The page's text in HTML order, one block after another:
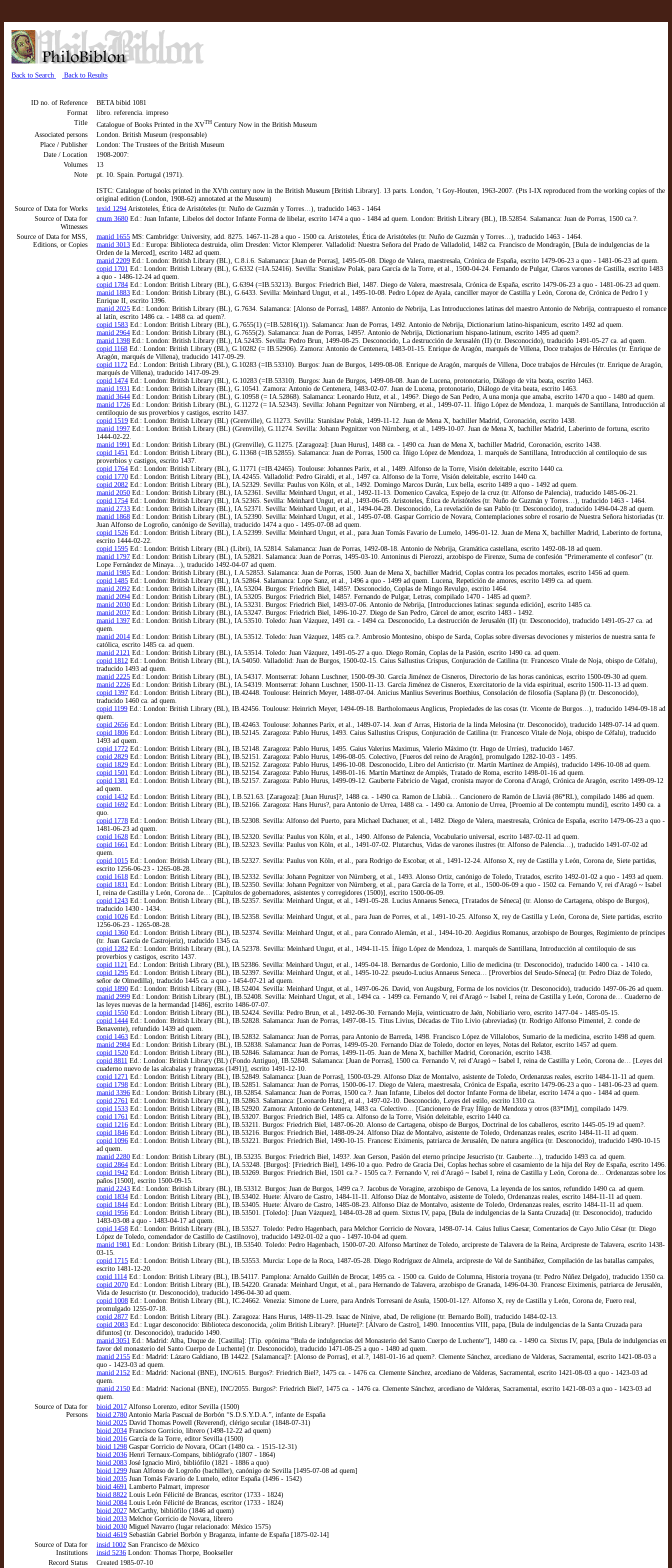
Back to Search Back to Results
ID no. of Reference
BETA bibid 1081
Format
libro. referencia. impreso
Title
Catalogue of Books Printed in the XVTH Century Now in the British Museum
Associated persons
London. British Museum (responsable)
Place / Publisher
London: The Trustees of the British Museum
Date / Location
1908-2007:
Volumes
13
Note
pt. 10. Spain. Portugal (1971).
ISTC: Catalogue of books printed in the XVth century now in the British Museum [British Library]. 13 parts. London, ’t Goy-Houten, 1963-2007. (Pts I-IX reproduced from the working copies of the
original edition (London, 1908-62) annotated at the Museum)
Source of Data for Works
texid 1294 Aristoteles, Ética de Aristóteles (tr. Nuño de Guzmán y Torres…), traducido 1463 - 1464
Source of Data for
Witnesses
cnum 3680 Ed.: Juan Infante, Libelos del doctor Infante Forma de libelar, escrito 1474 a quo - 1484 ad quem. London: British Library (BL), IB.52854. Salamanca: Juan de Porras, 1500 ca.?.
Source of Data for MSS,
Editions, or Copies
manid 1655 MS: Cambridge: University, add. 8275. 1467-11-28 a quo - 1500 ca. Aristoteles, Ética de Aristóteles (tr. Nuño de Guzmán y Torres…), traducido 1463 - 1464.
manid 3013 Ed.: Europa: Biblioteca destruida, olim Dresden: Victor Klemperer. Valladolid: Nuestra Señora del Prado de Valladolid, 1482 ca. Francisco de Mondragón, [Bula de indulgencias de la
Orden de la Merced], escrito 1482 ad quem.
manid 2209 Ed.: London: British Library (BL), C.8.i.6. Salamanca: [Juan de Porras], 1495-05-08. Diego de Valera, maestresala, Crónica de España, escrito 1479-06-23 a quo - 1481-06-23 ad quem.
copid 1701 Ed.: London: British Library (BL), G.6332 (=IA.52416). Sevilla: Stanislaw Polak, para García de la Torre, et al., 1500-04-24. Fernando de Pulgar, Claros varones de Castilla, escrito 1483
a quo - 1486-12-24 ad quem.
copid 1784 Ed.: London: British Library (BL), G.6394 (=IB.53213). Burgos: Friedrich Biel, 1487. Diego de Valera, maestresala, Crónica de España, escrito 1479-06-23 a quo - 1481-06-23 ad quem.
manid 1883 Ed.: London: British Library (BL), G.6433. Sevilla: Meinhard Ungut, et al., 1495-10-08. Pedro López de Ayala, canciller mayor de Castilla y León, Corona de, Crónica de Pedro I y
Enrique II, escrito 1396.
manid 2025 Ed.: London: British Library (BL), G.7634. Salamanca: [Alonso de Porras], 1488?. Antonio de Nebrija, Las Introducciones latinas del maestro Antonio de Nebrija, contrapuesto el romance
al latín, escrito 1486 ca. - 1488 ca. ad quem?.
copid 1583 Ed.: London: British Library (BL), G.7655(1) (=IB.52816(1)). Salamanca: Juan de Porras, 1492. Antonio de Nebrija, Dictionarium latino-hispanicum, escrito 1492 ad quem.
manid 2964 Ed.: London: British Library (BL), G.7655(2). Salamanca: Juan de Porras, 1495?. Antonio de Nebrija, Dictionarium hispano-latinum, escrito 1495 ad quem?.
manid 1398 Ed.: London: British Library (BL), IA.52435. Sevilla: Pedro Brun, 1499-08-25. Desconocido, La destrucción de Jerusalén (II) (tr. Desconocido), traducido 1491-05-27 ca. ad quem.
copid 1168 Ed.: London: British Library (BL), G.10282 (= IB.52906). Zamora: Antonio de Centenera, 1483-01-15. Enrique de Aragón, marqués de Villena, Doce trabajos de Hércules (tr. Enrique de
Aragón, marqués de Villena), traducido 1417-09-29.
copid 1172 Ed.: London: British Library (BL), G.10283 (=IB.53310). Burgos: Juan de Burgos, 1499-08-08. Enrique de Aragón, marqués de Villena, Doce trabajos de Hércules (tr. Enrique de Aragón,
marqués de Villena), traducido 1417-09-29.
copid 1474 Ed.: London: British Library (BL), G.10283 (=IB.53310). Burgos: Juan de Burgos, 1499-08-08. Juan de Lucena, protonotario, Diálogo de vita beata, escrito 1463.
manid 1931 Ed.: London: British Library (BL), G.10541. Zamora: Antonio de Centenera, 1483-02-07. Juan de Lucena, protonotario, Diálogo de vita beata, escrito 1463.
manid 3644 Ed.: London: British Library (BL), G.10958 (= IA.52868). Salamanca: Leonardo Hutz, et al., 1496?. Diego de San Pedro, A una monja que amaba, escrito 1470 a quo - 1480 ad quem.
manid 1726 Ed.: London: British Library (BL), G.11272 (= IA.52343). Sevilla: Johann Pegnitzer von Nürnberg, et al., 1499-07-11. Íñigo López de Mendoza, 1. marqués de Santillana, Introducción al
centiloquio de sus proverbios y castigos, escrito 1437.
copid 1519 Ed.: London: British Library (BL) (Grenville), G.11273. Sevilla: Stanislaw Polak, 1499-11-12. Juan de Mena X, bachiller Madrid, Coronación, escrito 1438.
manid 1997 Ed.: London: British Library (BL) (Grenville), G.11274. Sevilla: Johann Pegnitzer von Nürnberg, et al., 1499-10-07. Juan de Mena X, bachiller Madrid, Laberinto de fortuna, escrito
1444-02-22.
manid 1991 Ed.: London: British Library (BL) (Grenville), G.11275. [Zaragoza]: [Juan Hurus], 1488 ca. - 1490 ca. Juan de Mena X, bachiller Madrid, Coronación, escrito 1438.
copid 1451 Ed.: London: British Library (BL), G.11368 (=IB.52855). Salamanca: Juan de Porras, 1500 ca. Íñigo López de Mendoza, 1. marqués de Santillana, Introducción al centiloquio de sus
proverbios y castigos, escrito 1437.
copid 1764 Ed.: London: British Library (BL), G.11771 (=IB.42465). Toulouse: Johannes Parix, et al., 1489. Alfonso de la Torre, Visión deleitable, escrito 1440 ca.
copid 1770 Ed.: London: British Library (BL), IA.42455. Valladolid: Pedro Giraldi, et al., 1497 ca. Alfonso de la Torre, Visión deleitable, escrito 1440 ca.
copid 2082 Ed.: London: British Library (BL), IA.52329. Sevilla: Paulus von Köln, et al., 1492. Domingo Marcos Durán, Lux bella, escrito 1489 a quo - 1492 ad quem.
manid 2050 Ed.: London: British Library (BL), IA.52361. Sevilla: Meinhard Ungut, et al., 1492-11-13. Domenico Cavalca, Espejo de la cruz (tr. Alfonso de Palencia), traducido 1485-06-21.
copid 1754 Ed.: London: British Library (BL), IA.52365. Sevilla: Meinhard Ungut, et al., 1493-06-05. Aristoteles, Ética de Aristóteles (tr. Nuño de Guzmán y Torres…), traducido 1463 - 1464.
manid 2733 Ed.: London: British Library (BL), IA.52371. Sevilla: Meinhard Ungut, et al., 1494-04-28. Desconocido, La revelación de san Pablo (tr. Desconocido), traducido 1494-04-28 ad quem.
manid 1868 Ed.: London: British Library (BL), IA.52390. Sevilla: Meinhard Ungut, et al., 1495-07-08. Gaspar Gorricio de Novara, Contemplaciones sobre el rosario de Nuestra Señora historiadas (tr.
Juan Alfonso de Logroño, canónigo de Sevilla), traducido 1474 a quo - 1495-07-08 ad quem.
copid 1526 Ed.: London: British Library (BL), I.A.52399. Sevilla: Meinhard Ungut, et al., para Juan Tomás Favario de Lumelo, 1496-01-12. Juan de Mena X, bachiller Madrid, Laberinto de fortuna,
escrito 1444-02-22.
copid 1595 Ed.: London: British Library (BL) (Libri), IA.52814. Salamanca: Juan de Porras, 1492-08-18. Antonio de Nebrija, Gramática castellana, escrito 1492-08-18 ad quem.
manid 1797 Ed.: London: British Library (BL), IA.52821. Salamanca: Juan de Porras, 1495-03-10. Antoninus di Pierozzi, arzobispo de Firenze, Suma de confesión “Primeramente el confesor” (tr.
Lope Fernández de Minaya…), traducido 1492-04-07 ad quem.
manid 1985 Ed.: London: British Library (BL), I.A.52853. Salamanca: Juan de Porras, 1500. Juan de Mena X, bachiller Madrid, Coplas contra los pecados mortales, escrito 1456 ad quem.
copid 1485 Ed.: London: British Library (BL), IA.52864. Salamanca: Lope Sanz, et al., 1496 a quo - 1499 ad quem. Lucena, Repetición de amores, escrito 1499 ca. ad quem.
manid 2092 Ed.: London: British Library (BL), IA.53204. Burgos: Friedrich Biel, 1485?. Desconocido, Coplas de Mingo Revulgo, escrito 1464.
manid 2094 Ed.: London: British Library (BL), IA.53205. Burgos: Friedrich Biel, 1485?. Fernando de Pulgar, Letras, compilado 1470 - 1485 ad quem?.
manid 2030 Ed.: London: British Library (BL), IA.53231. Burgos: Friedrich Biel, 1493-07-06. Antonio de Nebrija, [Introducciones latinas: segunda edición], escrito 1485 ca.
manid 2037 Ed.: London: British Library (BL), IA.53247. Burgos: Friedrich Biel, 1496-10-27. Diego de San Pedro, Cárcel de amor, escrito 1483 - 1492.
manid 1397 Ed.: London: British Library (BL), IA.53510. Toledo: Juan Vázquez, 1491 ca. - 1494 ca. Desconocido, La destrucción de Jerusalén (II) (tr. Desconocido), traducido 1491-05-27 ca. ad
quem.
manid 2014 Ed.: London: British Library (BL), IA.53512. Toledo: Juan Vázquez, 1485 ca.?. Ambrosio Montesino, obispo de Sarda, Coplas sobre diversas devociones y misterios de nuestra santa fe
católica, escrito 1485 ca. ad quem.
manid 2121 Ed.: London: British Library (BL), IA.53514. Toledo: Juan Vázquez, 1491-05-27 a quo. Diego Román, Coplas de la Pasión, escrito 1490 ca. ad quem.
copid 1812 Ed.: London: British Library (BL), IA.54050. Valladolid: Juan de Burgos, 1500-02-15. Caius Sallustius Crispus, Conjuración de Catilina (tr. Francesco Vitale de Noja, obispo de Céfalu),
traducido 1493 ad quem.
manid 2225 Ed.: London: British Library (BL), IA.54317. Montserrat: Johann Luschner, 1500-09-30. García Jiménez de Cisneros, Directorio de las horas canónicas, escrito 1500-09-30 ad quem.
manid 2226 Ed.: London: British Library (BL), IA.54319. Montserrat: Johann Luschner, 1500-11-13. García Jiménez de Cisneros, Exercitatorio de la vida espiritual, escrito 1500-11-13 ad quem.
copid 1397 Ed.: London: British Library (BL), IB.42448. Toulouse: Heinrich Meyer, 1488-07-04. Anicius Manlius Severinus Boethius, Consolación de filosofía (Saplana β) (tr. Desconocido),
traducido 1460 ca. ad quem.
copid 1199 Ed.: London: British Library (BL), IB.42456. Toulouse: Heinrich Meyer, 1494-09-18. Bartholomaeus Anglicus, Propiedades de las cosas (tr. Vicente de Burgos…), traducido 1494-09-18 ad
quem.
copid 2656 Ed.: London: British Library (BL), IB.42463. Toulouse: Johannes Parix, et al., 1489-07-14. Jean d' Arras, Historia de la linda Melosina (tr. Desconocido), traducido 1489-07-14 ad quem.
copid 1806 Ed.: London: British Library (BL), IB.52145. Zaragoza: Pablo Hurus, 1493. Caius Sallustius Crispus, Conjuración de Catilina (tr. Francesco Vitale de Noja, obispo de Céfalu), traducido
1493 ad quem.
copid 1772 Ed.: London: British Library (BL), IB.52148. Zaragoza: Pablo Hurus, 1495. Gaius Valerius Maximus, Valerio Máximo (tr. Hugo de Urríes), traducido 1467.
copid 2829 Ed.: London: British Library (BL), IB.52151. Zaragoza: Pablo Hurus, 1496-08-05. Colectivo, [Fueros del reino de Aragón], promulgado 1282-10-03 - 1495.
copid 1829 Ed.: London: British Library (BL), IB.52152. Zaragoza: Pablo Hurus, 1496-10-08. Desconocido, Libro del Anticristo (tr. Martín Martínez de Ampiés), traducido 1496-10-08 ad quem.
copid 1501 Ed.: London: British Library (BL), IB.52154. Zaragoza: Pablo Hurus, 1498-01-16. Martín Martínez de Ampiés, Tratado de Roma, escrito 1498-01-16 ad quem.
copid 1381 Ed.: London: British Library (BL), IB.52157. Zaragoza: Pablo Hurus, 1499-09-12. Gauberte Fabricio de Vagad, cronista mayor de Corona d'Aragó, Crónica de Aragón, escrito 1499-09-12
ad quem.
copid 1432 Ed.: London: British Library (BL), I.B.521.63. [Zaragoza]: [Juan Hurus]?, 1488 ca. - 1490 ca. Ramon de Llabià… Cancionero de Ramón de Llaviá (86*RL), compilado 1486 ad quem.
copid 1692 Ed.: London: British Library (BL), IB.52166. Zaragoza: Hans Hurus?, para Antonio de Urrea, 1488 ca. - 1490 ca. Antonio de Urrea, [Proemio al De contemptu mundi], escrito 1490 ca. a
quo.
copid 1778 Ed.: London: British Library (BL), IB.52308. Sevilla: Alfonso del Puerto, para Michael Dachauer, et al., 1482. Diego de Valera, maestresala, Crónica de España, escrito 1479-06-23 a quo -
1481-06-23 ad quem.
copid 1628 Ed.: London: British Library (BL), IB.52320. Sevilla: Paulus von Köln, et al., 1490. Alfonso de Palencia, Vocabulario universal, escrito 1487-02-11 ad quem.
copid 1661 Ed.: London: British Library (BL), IB.52323. Sevilla: Paulus von Köln, et al., 1491-07-02. Plutarchus, Vidas de varones ilustres (tr. Alfonso de Palencia…), traducido 1491-07-02 ad
quem.
copid 1015 Ed.: London: British Library (BL), IB.52327. Sevilla: Paulus von Köln, et al., para Rodrigo de Escobar, et al., 1491-12-24. Alfonso X, rey de Castilla y León, Corona de, Siete partidas,
escrito 1256-06-23 - 1265-08-28.
copid 1618 Ed.: London: British Library (BL), IB.52332. Sevilla: Johann Pegnitzer von Nürnberg, et al., 1493. Alonso Ortiz, canónigo de Toledo, Tratados, escrito 1492-01-02 a quo - 1493 ad quem.
copid 1831 Ed.: London: British Library (BL), IB.52350. Sevilla: Johann Pegnitzer von Nürnberg, et al., para García de la Torre, et al., 1500-06-09 a quo - 1502 ca. Fernando V, rei d'Aragó ~ Isabel
I, reina de Castilla y León, Corona de… [Capítulos de gobernadores, asistentes y corregidores (1500)], escrito 1500-06-09.
copid 1243 Ed.: London: British Library (BL), IB.52357. Sevilla: Meinhard Ungut, et al., 1491-05-28. Lucius Annaeus Seneca, [Tratados de Séneca] (tr. Alonso de Cartagena, obispo de Burgos),
traducido 1430 - 1434.
copid 1026 Ed.: London: British Library (BL), IB.52358. Sevilla: Meinhard Ungut, et al., para Juan de Porres, et al., 1491-10-25. Alfonso X, rey de Castilla y León, Corona de, Siete partidas, escrito
1256-06-23 - 1265-08-28.
copid 1360 Ed.: London: British Library (BL), IB.52374. Sevilla: Meinhard Ungut, et al., para Conrado Alemán, et al., 1494-10-20. Aegidius Romanus, arzobispo de Bourges, Regimiento de príncipes
(tr. Juan García de Castrojeriz), traducido 1345 ca.
copid 1282 Ed.: London: British Library (BL), IA.52378. Sevilla: Meinhard Ungut, et al., 1494-11-15. Íñigo López de Mendoza, 1. marqués de Santillana, Introducción al centiloquio de sus
proverbios y castigos, escrito 1437.
copid 1121 Ed.: London: British Library (BL), IB.52386. Sevilla: Meinhard Ungut, et al., 1495-04-18. Bernardus de Gordonio, Lilio de medicina (tr. Desconocido), traducido 1400 ca. - 1410 ca.
copid 1295 Ed.: London: British Library (BL), IB.52397. Sevilla: Meinhard Ungut, et al., 1495-10-22. pseudo-Lucius Annaeus Seneca… [Proverbios del Seudo-Séneca] (tr. Pedro Díaz de Toledo,
señor de Olmedilla), traducido 1445 ca. a quo - 1454-07-21 ad quem.
copid 1890 Ed.: London: British Library (BL), IB.52404. Sevilla: Meinhard Ungut, et al., 1497-06-26. David, von Augsburg, Forma de los novicios (tr. Desconocido), traducido 1497-06-26 ad quem.
manid 2999 Ed.: London: British Library (BL), IB.52408. Sevilla: Meinhard Ungut, et al., 1494 ca. - 1499 ca. Fernando V, rei d'Aragó ~ Isabel I, reina de Castilla y León, Corona de… Cuaderno de
las leyes nuevas de la hermandad [1486], escrito 1486-07-07.
copid 1550 Ed.: London: British Library (BL), IB.52424. Sevilla: Pedro Brun, et al., 1492-06-30. Fernando Mejía, veinticuatro de Jaén, Nobiliario vero, escrito 1477-04 - 1485-05-15.
copid 1444 Ed.: London: British Library (BL), IB.52828. Salamanca: Juan de Porras, 1497-08-15. Titus Livius, Décadas de Tito Livio (abreviadas) (tr. Rodrigo Alfonso Pimentel, 2. conde de
Benavente), refundido 1439 ad quem.
copid 1463 Ed.: London: British Library (BL), IB.52832. Salamanca: Juan de Porras, para Antonio de Barreda, 1498. Francisco López de Villalobos, Sumario de la medicina, escrito 1498 ad quem.
manid 2984 Ed.: London: British Library (BL), IB.52838. Salamanca: Juan de Porras, 1499-05-20. Fernando Díaz de Toledo, doctor en leyes, Notas del Relator, escrito 1457 ad quem.
copid 1520 Ed.: London: British Library (BL), IB.52846. Salamanca: Juan de Porras, 1499-11-05. Juan de Mena X, bachiller Madrid, Coronación, escrito 1438.
copid 8811 Ed.: London: British Library (BL) (Fondo Antiguo), IB.52848. Salamanca: [Juan de Porras], 1500 ca. Fernando V, rei d'Aragó ~ Isabel I, reina de Castilla y León, Corona de… [Leyes del
cuaderno nuevo de las alcabalas y franquezas (1491)], escrito 1491-12-10.
copid 1271 Ed.: London: British Library (BL), IB.52849. Salamanca: [Juan de Porras], 1500-03-29. Alfonso Díaz de Montalvo, asistente de Toledo, Ordenanzas reales, escrito 1484-11-11 ad quem.
copid 1798 Ed.: London: British Library (BL), IB.52851. Salamanca: Juan de Porras, 1500-06-17. Diego de Valera, maestresala, Crónica de España, escrito 1479-06-23 a quo - 1481-06-23 ad quem.
manid 3396 Ed.: London: British Library (BL), IB.52854. Salamanca: Juan de Porras, 1500 ca.?. Juan Infante, Libelos del doctor Infante Forma de libelar, escrito 1474 a quo - 1484 ad quem.
copid 2761 Ed.: London: British Library (BL), IB.52863. Salamanca: [Leonardo Hutz], et al., 1497-02-10. Desconocido, Leyes del estilo, escrito 1310 ca.
copid 1533 Ed.: London: British Library (BL), IB.52920. Zamora: Antonio de Centenera, 1483 ca. Colectivo… [Cancionero de Fray Íñigo de Mendoza y otros (83*IM)], compilado 1479.
copid 1761 Ed.: London: British Library (BL), IB.53207. Burgos: Friedrich Biel, 1485 ca. Alfonso de la Torre, Visión deleitable, escrito 1440 ca.
copid 1216 Ed.: London: British Library (BL), IB.53211. Burgos: Friedrich Biel, 1487-06-20. Alonso de Cartagena, obispo de Burgos, Doctrinal de los caballeros, escrito 1445-05-19 ad quem?.
copid 1846 Ed.: London: British Library (BL), IB.53216. Burgos: Friedrich Biel, 1488-09-24. Alfonso Díaz de Montalvo, asistente de Toledo, Ordenanzas reales, escrito 1484-11-11 ad quem.
copid 1096 Ed.: London: British Library (BL), IB.53221. Burgos: Friedrich Biel, 1490-10-15. Francesc Eiximenis, patriarca de Jerusalén, De natura angélica (tr. Desconocido), traducido 1490-10-15
ad quem.
manid 2280 Ed.: London: British Library (BL), IB.53235. Burgos: Friedrich Biel, 1493?. Jean Gerson, Pasión del eterno príncipe Jesucristo (tr. Gauberte…), traducido 1493 ca. ad quem.
copid 2864 Ed.: London: British Library (BL), IA.53248. [Burgos]: [Friedrich Biel], 1496-10 a quo. Pedro de Gracia Dei, Coplas hechas sobre el casamiento de la hija del Rey de España, escrito 1496.
copid 1942 Ed.: London: British Library (BL), IB.53269. Burgos: Friedrich Biel, 1501 ca.? - 1505 ca.?. Fernando V, rei d'Aragó ~ Isabel I, reina de Castilla y León, Corona de… Ordenanzas sobre los
paños [1500], escrito 1500-09-15.
manid 2243 Ed.: London: British Library (BL), IB.53312. Burgos: Juan de Burgos, 1499 ca.?. Jacobus de Voragine, arzobispo de Genova, La leyenda de los santos, refundido 1490 ca. ad quem.
copid 1834 Ed.: London: British Library (BL), IB.53402. Huete: Álvaro de Castro, 1484-11-11. Alfonso Díaz de Montalvo, asistente de Toledo, Ordenanzas reales, escrito 1484-11-11 ad quem.
copid 1844 Ed.: London: British Library (BL), IB.53405. Huete: Álvaro de Castro, 1485-08-23. Alfonso Díaz de Montalvo, asistente de Toledo, Ordenanzas reales, escrito 1484-11-11 ad quem.
copid 1956 Ed.: London: British Library (BL), IB.53501. [Toledo]: [Juan Vázquez], 1484-03-28 ad quem. Sixtus IV, papa, [Bula de indulgencias de la Santa Cruzada] (tr. Desconocido), traducido
1483-03-08 a quo - 1483-04-17 ad quem.
copid 1458 Ed.: London: British Library (BL), IB.53527. Toledo: Pedro Hagenbach, para Melchor Gorricio de Novara, 1498-07-14. Caius Iulius Caesar, Comentarios de Cayo Julio César (tr. Diego
López de Toledo, comendador de Castillo de Castilnovo), traducido 1492-01-02 a quo - 1497-10-04 ad quem.
manid 1981 Ed.: London: British Library (BL), IB.53540. Toledo: Pedro Hagenbach, 1500-07-20. Alfonso Martínez de Toledo, arcipreste de Talavera de la Reina, Arcipreste de Talavera, escrito 1438-
03-15.
copid 1715 Ed.: London: British Library (BL), IB.53553. Murcia: Lope de la Roca, 1487-05-28. Diego Rodríguez de Almela, arcipreste de Val de Santibáñez, Compilación de las batallas campales,
escrito 1481-12-20.
copid 1114 Ed.: London: British Library (BL), IB.54117. Pamplona: Arnaldo Guillén de Brocar, 1495 ca. - 1500 ca. Guido de Columna, Historia troyana (tr. Pedro Núñez Delgado), traducido 1350 ca.
copid 2070 Ed.: London: British Library (BL), IB.54220. Granada: Meinhard Ungut, et al., para Hernando de Talavera, arzobispo de Granada, 1496-04-30. Francesc Eiximenis, patriarca de Jerusalén,
Vida de Jesucristo (tr. Desconocido), traducido 1496-04-30 ad quem.
copid 1008 Ed.: London: British Library (BL), IC.24662. Venezia: Simone de Luere, para Andrés Torresani de Asula, 1500-01-12?. Alfonso X, rey de Castilla y León, Corona de, Fuero real,
promulgado 1255-07-18.
copid 2877 Ed.: London: British Library (BL). Zaragoza: Hans Hurus, 1489-11-29. Isaac de Nínive, abad, De religione (tr. Bernardo Boïl), traducido 1484-02-13.
copid 2083 Ed.: Lugar desconocido: Biblioteca desconocida, ¿olim British Library?. [Huete]?: [Álvaro de Castro], 1490. Innocentius VIII, papa, [Bula de indulgencias de la Santa Cruzada para
difuntos] (tr. Desconocido), traducido 1490.
manid 3051 Ed.: Madrid: Alba, Duque de. [Castilla]: [Tip. epónima “Bula de indulgencias del Monasterio del Santo Cuerpo de Luchente”], 1480 ca. - 1490 ca. Sixtus IV, papa, [Bula de indulgencias en
favor del monasterio del Santo Cuerpo de Luchente] (tr. Desconocido), traducido 1471-08-25 a quo - 1480 ad quem.
manid 2155 Ed.: Madrid: Lázaro Galdiano, IB 14422. [Salamanca]?: [Alonso de Porras], et al.?, 1481-01-16 ad quem?. Clemente Sánchez, arcediano de Valderas, Sacramental, escrito 1421-08-03 a
quo - 1423-03 ad quem.
manid 2152 Ed.: Madrid: Nacional (BNE), INC/615. Burgos?: Friedrich Biel?, 1475 ca. - 1476 ca. Clemente Sánchez, arcediano de Valderas, Sacramental, escrito 1421-08-03 a quo - 1423-03 ad
quem.
manid 2150 Ed.: Madrid: Nacional (BNE), INC/2055. Burgos?: Friedrich Biel?, 1475 ca. - 1476 ca. Clemente Sánchez, arcediano de Valderas, Sacramental, escrito 1421-08-03 a quo - 1423-03 ad
quem.
Source of Data for
Persons
bioid 2017 Alfonso Lorenzo, editor Sevilla (1500)
bioid 2780 Antonio María Pascual de Borbón “S.D.S.Y.D.A.”, infante de España
bioid 2025 David Thomas Powell (Reverend), clérigo secular (1848-07-31)
bioid 2034 Francisco Gorricio, librero (1498-12-22 ad quem)
bioid 2016 García de la Torre, editor Sevilla (1500)
bioid 1298 Gaspar Gorricio de Novara, OCart (1480 ca. - 1515-12-31)
bioid 2036 Henri Ternaux-Compans, bibliógrafo (1807 - 1864)
bioid 2083 José Ignacio Miró, bibliófilo (1821 - 1886 a quo)
bioid 1299 Juan Alfonso de Logroño (bachiller), canónigo de Sevilla [1495-07-08 ad quem]
bioid 2035 Juan Tomás Favario de Lumelo, editor España (1496 - 1542)
bioid 4691 Lamberto Palmart, impresor
bioid 8822 Louis León Félicité de Brancas, escritor (1733 - 1824)
bioid 2084 Louis León Félicité de Brancas, escritor (1733 - 1824)
bioid 2027 McCarthy, bibliófilo (1846 ad quem)
bioid 2033 Melchor Gorricio de Novara, librero
bioid 2030 Miguel Navarro (lugar relacionado: México 1575)
bioid 4619 Sebastián Gabriel Borbón y Braganza, infante de España [1875-02-14]
Source of Data for
Institutions
insid 1002 San Francisco de México
insid 5236 London: Thomas Thorpe, Bookseller
Record Status
Created 1985-07-10